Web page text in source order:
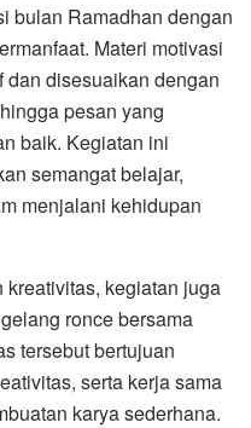
bulan Ramadhan dengan
Materi motivasi
disesuaikan dengan
pesan yang
baik. Kegiatan ini
semangat belajar,
menjalani kehidupan
kegiatan juga
ronce bersama
tersebut bertujuan
serta kerja sama
karya sederhana.